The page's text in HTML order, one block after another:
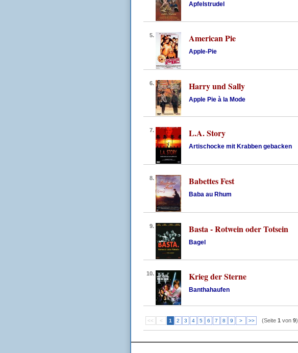
Apfelstrudel
5. American Pie
Apple-Pie
6. Harry und Sally
Apple Pie à la Mode
7. L.A. Story
Artischocke mit Krabben gebacken
8. Babettes Fest
Baba au Rhum
9. Basta - Rotwein oder Totsein
Bagel
10. Krieg der Sterne
Banthahaufen
<< < 1 2 3 4 5 6 7 8 9 > >> (Seite 1 von 9)